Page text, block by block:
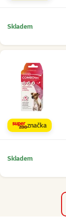
Skladem
značka
Skladem